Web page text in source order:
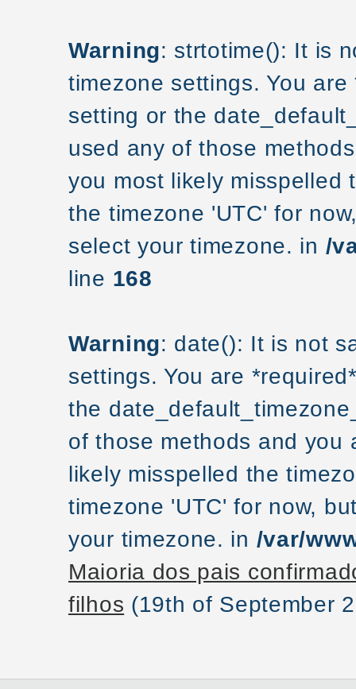
Warning: strtotime(): It is
timezone settings. You
setting or the
used any of those
you most likely misspelled
the timezone 'UTC' for
select your timezone. in /
line 168
Warning: date(): It is not
settings. You are
the
of those methods and you
likely misspelled the
timezone 'UTC' for now,
your timezone. in /var/
Maioria dos pais
filhos (19th of September